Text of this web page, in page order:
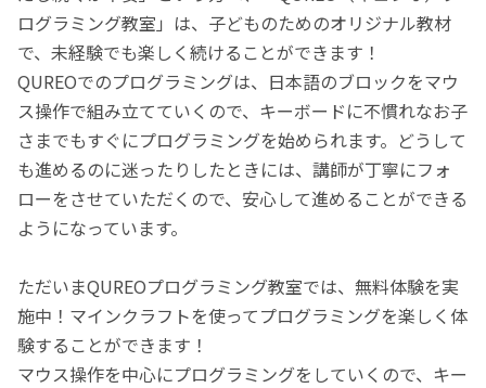
ログラミング教室」は、子どものためのオリジナル教材
で、未経験でも楽しく続けることができます！
QUREOでのプログラミングは、日本語のブロックをマウ
ス操作で組み立てていくので、キーボードに不慣れなお子
さまでもすぐにプログラミングを始められます。どうして
も進めるのに迷ったりしたときには、講師が丁寧にフォ
ローをさせていただくので、安心して進めることができる
ようになっています。
ただいまQUREOプログラミング教室では、無料体験を実
施中！マインクラフトを使ってプログラミングを楽しく体
験することができます！
マウス操作を中心にプログラミングをしていくので、キー